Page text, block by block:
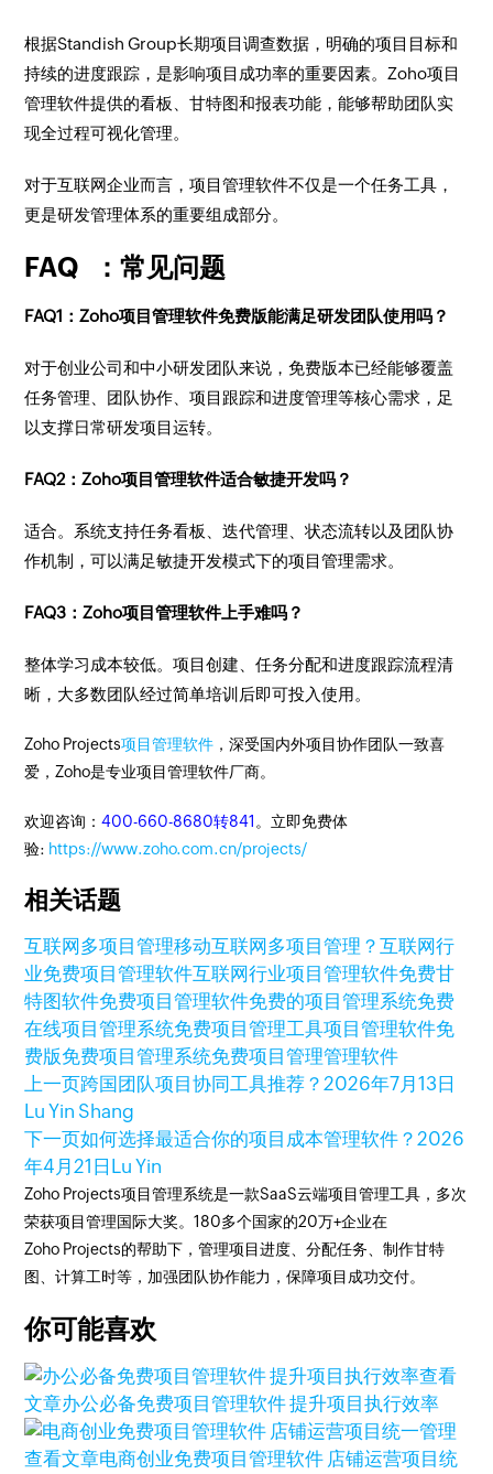
根据Standish Group长期项目调查数据，明确的项目目标和
持续的进度跟踪，是影响项目成功率的重要因素。Zoho项目
管理软件提供的看板、甘特图和报表功能，能够帮助团队实
现全过程可视化管理。
对于互联网企业而言，项目管理软件不仅是一个任务工具，
更是研发管理体系的重要组成部分。
FAQ ：常见问题
FAQ1：Zoho项目管理软件免费版能满足研发团队使用吗？
对于创业公司和中小研发团队来说，免费版本已经能够覆盖
任务管理、团队协作、项目跟踪和进度管理等核心需求，足
以支撑日常研发项目运转。
FAQ2：Zoho项目管理软件适合敏捷开发吗？
适合。系统支持任务看板、迭代管理、状态流转以及团队协
作机制，可以满足敏捷开发模式下的项目管理需求。
FAQ3：Zoho项目管理软件上手难吗？
整体学习成本较低。项目创建、任务分配和进度跟踪流程清
晰，大多数团队经过简单培训后即可投入使用。
Zoho Projects项目管理软件 ，深受国内外项目协作团队一致喜
爱，Zoho是专业项目管理软件厂商。
欢迎咨询：400-660-8680转841 。立即免费体
验: https://www.zoho.com.cn/projects/
相关话题
互联网多项目管理移动互联网多项目管理？互联网行
业免费项目管理软件互联网行业项目管理软件免费甘
特图软件免费项目管理软件免费的项目管理系统免费
在线项目管理系统免费项目管理工具项目管理软件免
费版免费项目管理系统免费项目管理管理软件
上一页跨国团队项目协同工具推荐？2026年7月13日
Lu Yin Shang
下一页如何选择最适合你的项目成本管理软件？2026
年4月21日 Lu Yin
Zoho Projects项目管理系统是一款SaaS云端项目管理工具，多次
荣获项目管理国际大奖。180多个国家的20万+企业在
Zoho Projects的帮助下，管理项目进度、分配任务、制作甘特
图、计算工时等，加强团队协作能力，保障项目成功交付。
你可能喜欢
查看
文章办公必备免费项目管理软件 提升项目执行效率
查看文章电商创业免费项目管理软件 店铺运营项目统